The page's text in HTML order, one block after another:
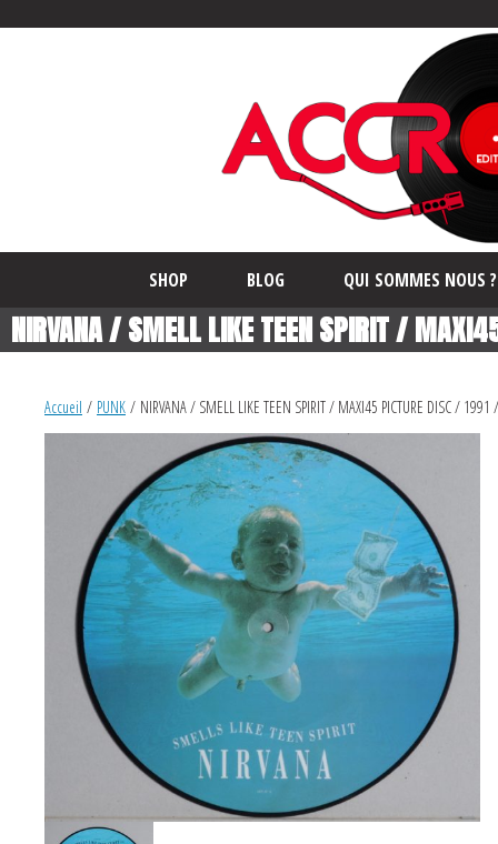
SHOP BLOG QUI SOMMES NOUS ?
NIRVANA / SMELL LIKE TEEN SPIRIT /
Accueil / PUNK / NIRVANA / SMELL LIKE TEEN SPIRIT / MAXI45 PICTURE DISC / 1991